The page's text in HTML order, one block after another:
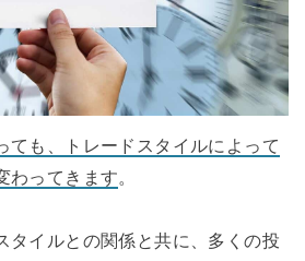
ても、トレードスタイルによって
わってきます。
タイルとの関係と共に、多くの投